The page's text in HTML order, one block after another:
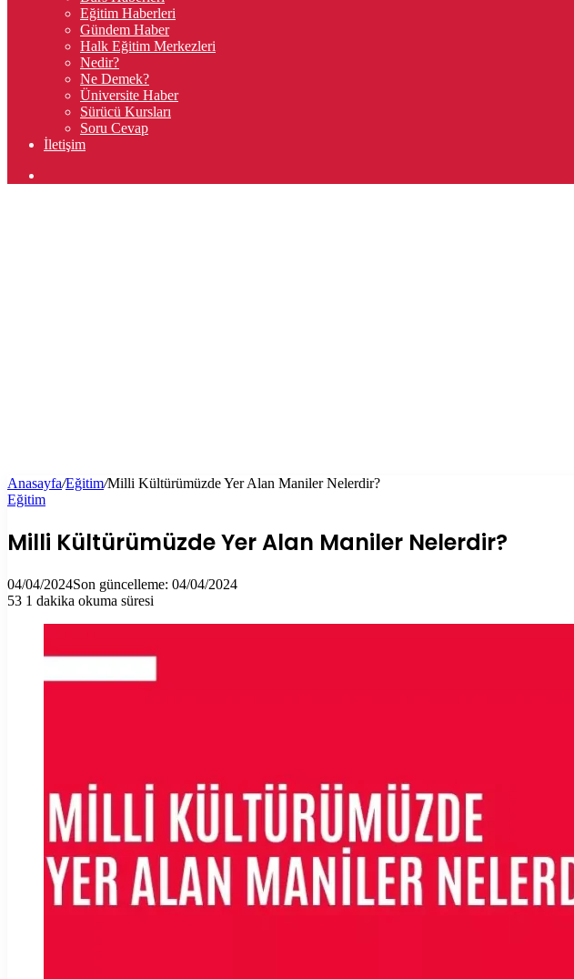
Eğitim Haberleri
Gündem Haber
Halk Eğitim Merkezleri
Nedir?
Ne Demek?
Üniversite Haber
Sürücü Kursları
Soru Cevap
İletişim
Anasayfa/Eğitim/Milli Kültürümüzde Yer Alan Maniler Nelerdir?
Eğitim
Milli Kültürümüzde Yer Alan Maniler Nelerdir?
04/04/2024Son güncelleme: 04/04/2024
53 1 dakika okuma süresi